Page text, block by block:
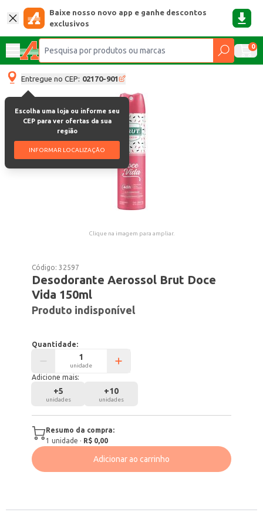
Baixe nosso novo app e ganhe descontos
exclusivos
0
Entregue no CEP: 02170-901
Escolha uma loja ou informe seu
CEP para ver ofertas da sua
região
INFORMAR LOCALIZAÇÃO
Clique na imagem para ampliar.
Código:32597
Desodorante Aerossol Brut Doce
Vida 150ml
Produto indisponível
Quantidade:
unidade
Adicione mais:
+5
unidades
+10
unidades
Resumo da compra:
1 unidade · R$ 0,00
Adicionar ao carrinho